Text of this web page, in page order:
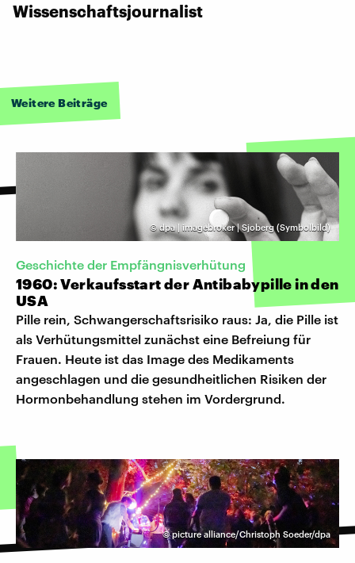
Wissenschaftsjournalist
Weitere Beiträge
©dpa | imagebroker | Sjoberg (Symbolbild)
Geschichte der Empfängnisverhütung
1960: Verkaufsstart der Antibabypille in den
USA
Pille rein, Schwangerschaftsrisiko raus: Ja, die Pille ist
als Verhütungsmittel zunächst eine Befreiung für
Frauen. Heute ist das Image des Medikaments
angeschlagen und die gesundheitlichen Risiken der
Hormonbehandlung stehen im Vordergrund.
©picture alliance/Christoph Soeder/dpa